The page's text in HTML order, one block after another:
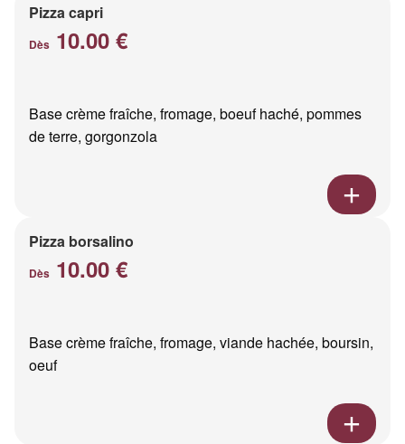
Pizza capri
Dès 10.00 €
Base crème fraîche, fromage, boeuf haché, pommes
de terre, gorgonzola
Pizza borsalino
Dès 10.00 €
Base crème fraîche, fromage, viande hachée, boursin,
oeuf